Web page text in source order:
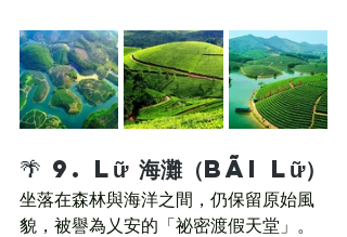
🌴 9. Lữ 海灘（Bãi Lữ）
坐落在森林與海洋之間，仍保留原始風
貌，被譽為乂安的「祕密渡假天堂」。